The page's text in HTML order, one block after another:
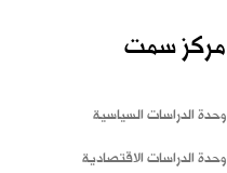
مركز سمت
وحدة الدراسات السياسية
وحدة الدراسات الاقتصادية